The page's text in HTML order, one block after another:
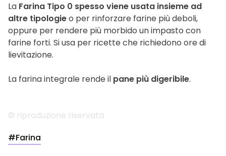
La Farina Tipo 0 spesso viene usata insieme ad
altre tipologieo per rinforzare farine più deboli,
oppure per rendere più morbido un impasto con
farine forti. Si usa per ricette che richiedono ore di
lievitazione.
La farina integrale rende il pane più digeribile.
© riproduzione riservata
#Farina